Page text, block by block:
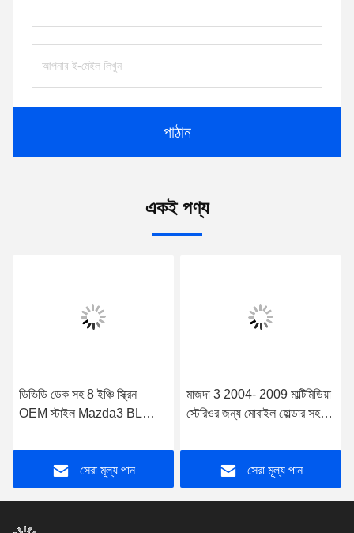
পাঠান
একই পণ্য
ডিভিডি ডেক সহ 8 ইঞ্চি স্ক্রিন
OEM স্টাইল Mazda3 BL
ডিভিডি জিপিএস মাল্টিমিডিয়া স্টেরিও
সেরা মূল্য পান
মাজদা 3 2004- 2009 মাল্টিমিডিয়া
স্টেরিওর জন্য মোবাইল হোল্ডার সহ
সেরা মূল্য পান